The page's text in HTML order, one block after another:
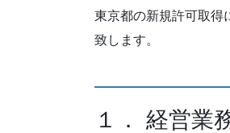
東京都の新規許可取得
致します。
１． 経営業